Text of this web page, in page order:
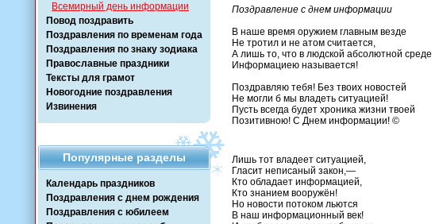
Всемирный день информации
Повод поздравить
Поздравления по временам года
Поздравления по знаку зодиака
Православные праздники
Тексты для грамот
Новогодние поздравления
Извинения
Популярные разделы
Календарь праздников
Поздравления с днем рождения
Поздравления с юбилеем
Поздравление с днем информации
В наше время оружием главным везде
Не тротил и не атом считается,
А лишь то, что в людской абсолютной среде
Информациею называется!
Поздравляю тебя! Без твоих новостей
Не могли б мы владеть ситуацией!
Пусть всегда будет хроника жизни твоей
Позитивною! С Днем информации! ©
Лишь тот владеет ситуацией,
Гласит неписаный закон,—
Кто обладает информацией,
Кто знанием вооружён!
Но новости потоком льются
В наш информационный век!